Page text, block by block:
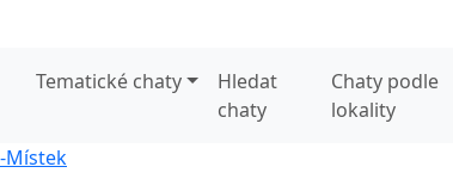
Tematické chaty
Hledat
chaty
Chaty podle
lokality
Místek